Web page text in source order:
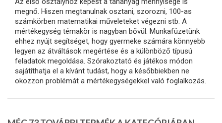
megnő. Hiszen megtanulnak osztani, szorozni, 100-as
számkörben matematikai műveleteket végezni stb. A
mértékegység témakör is nagyban bővül. Munkafüzetünk
ehhez nyújt segítséget, hogy gyermeke számára könnyebb
legyen az átváltások megértése és a különböző típusú
feladatok megoldása. Szórakoztató és játékos módon
sajátíthatja el a kívánt tudást, hogy a későbbiekben ne
okozzon problémát a mértékegységekkel való foglalkozás.